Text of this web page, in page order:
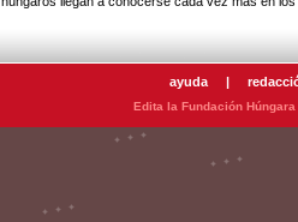
ayuda |
Edita la Fundación